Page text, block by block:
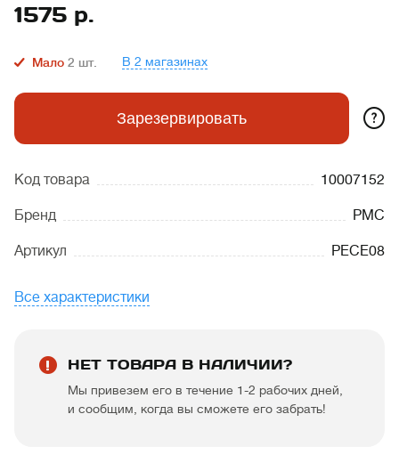
1575 р.
Мало 2 шт. В 2 магазинах
Зарезервировать ?
Код товара 10007152
Бренд PMC
Артикул PECE08
Все характеристики
НЕТ ТОВАРА В НАЛИЧИИ?
Мы привезем его в течение 1-2 рабочих дней,
и сообщим, когда вы сможете его забрать!